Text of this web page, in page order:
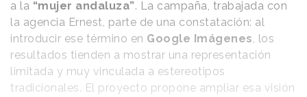
a la “mujer andaluza”. La campaña, trabajada con
la agencia Ernest, parte de una constatación: al
introducir ese término en Google Imágenes, los
resultados tienden a mostrar una representación
limitada y muy vinculada a estereotipos
tradicionales. El proyecto propone ampliar esa visión